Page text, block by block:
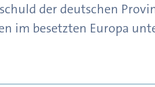
der deutschen
im besetzten Europa